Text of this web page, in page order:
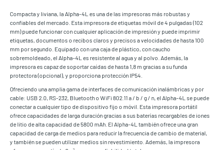
Compacta y liviana, la Alpha-4L es una de las impresoras más robustas y
confiables del mercado. Esta impresora de etiquetas móvil de 4 pulgadas (102
mm) puede funcionar con cualquier aplicación de impresión y puede imprimir
etiquetas, documentos o recibos claros y precisos a velocidades de hasta 100
mm por segundo. Equipado con una caja de plástico, con caucho
sobremoldeado, el Alpha-4L es resistente al agua y al polvo. Además, la
impresora es capaz de soportar caídas de hasta 1,8 m gracias a su funda
protectora (opcional), y proporciona protección IP54.
Ofreciendo una amplia gama de interfaces de comunicación inalámbricas y por
cable: USB 2.0, RS-232, Bluetooth o WiFi 802.11 a / b / g / n, el Alpha-4L se puede
conectar a cualquier tipo de dispositivo fijo o móvil. Esta impresora portátil
ofrece capacidades de larga duración gracias a sus baterías recargables de iones
de litio de alta capacidad de 5800 mAh. El Alpha-4L también ofrece una gran
capacidad de carga de medios para reducir la frecuencia de cambio de material,
y también se pueden utilizar medios sin revestimiento. Además, la impresora